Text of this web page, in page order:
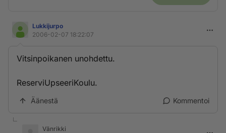
Lukkijurpo
2006-02-07 18:22:07
Vitsinpoikanen unohdettu.
ReserviUpseeriKoulu.
Äänestä Kommentoi
Vänrikki